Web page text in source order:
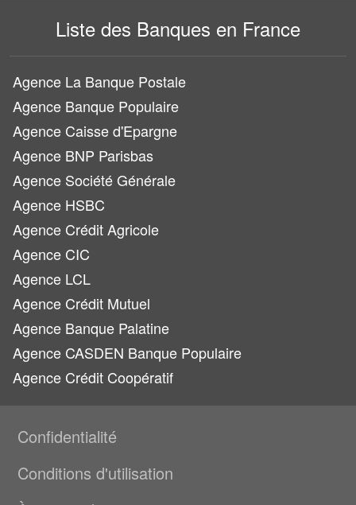
Liste des Banques en France
Agence La Banque Postale
Agence Banque Populaire
Agence Caisse d'Epargne
Agence BNP Parisbas
Agence Société Générale
Agence HSBC
Agence Crédit Agricole
Agence CIC
Agence LCL
Agence Crédit Mutuel
Agence Banque Palatine
Agence CASDEN Banque Populaire
Agence Crédit Coopératif
Confidentialité
Conditions d'utilisation